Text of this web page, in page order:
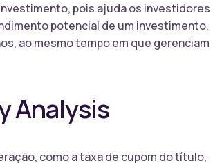
pois ajuda os investidores
potencial de um investimento,
ao mesmo tempo em que gerenciam
Analysis
como a taxa de cupom do título,